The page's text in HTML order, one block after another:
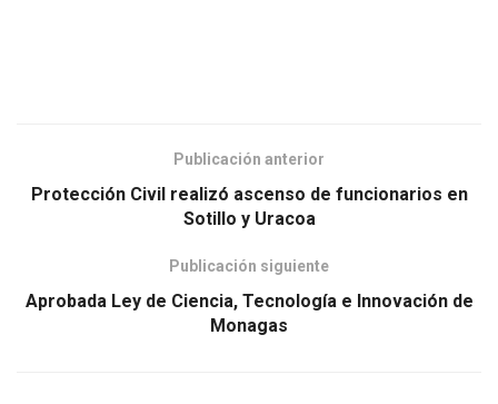
Publicación anterior
Protección Civil realizó ascenso de funcionarios en
Sotillo y Uracoa
Publicación siguiente
Aprobada Ley de Ciencia, Tecnología e Innovación de
Monagas